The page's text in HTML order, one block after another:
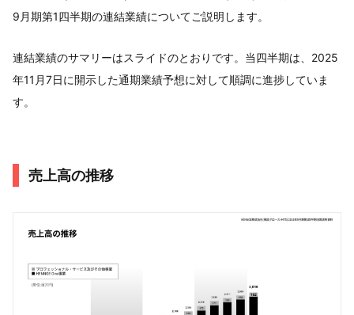
9月期第1四半期の連結業績についてご説明します。
連結業績のサマリーはスライドのとおりです。当四半期は、2025
年11月7日に開示した通期業績予想に対して順調に進捗していま
す。
売上高の推移